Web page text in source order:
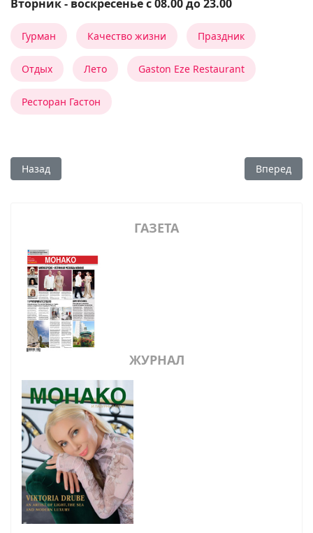
Вторник - воскресенье с 08.00 до 23.00
Гурман Качество жизни Праздник
Отдых Лето Gaston Eze Restaurant
Ресторан Гастон
Предыдущий: YOSHI: особые впечатления
Назад Вперед
ГАЗЕТА
ЖУРНАЛ